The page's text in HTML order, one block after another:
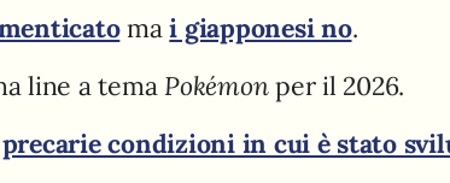
mai giapponesi no.
line a tema Pokémonper il 2026.
condizioni in cui è stato